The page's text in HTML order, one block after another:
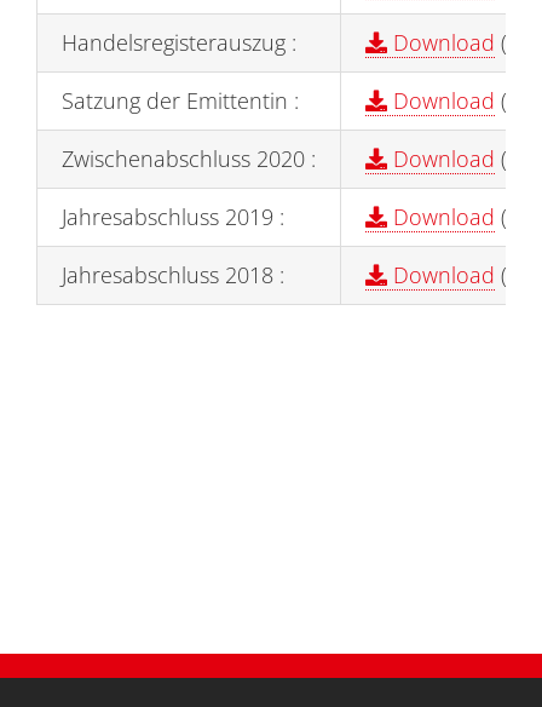
Handelsregisterauszug :
Download
Satzung der Emittentin :
Download
Zwischenabschluss 2020 :
Download
Jahresabschluss 2019 :
Download
Jahresabschluss 2018 :
Download